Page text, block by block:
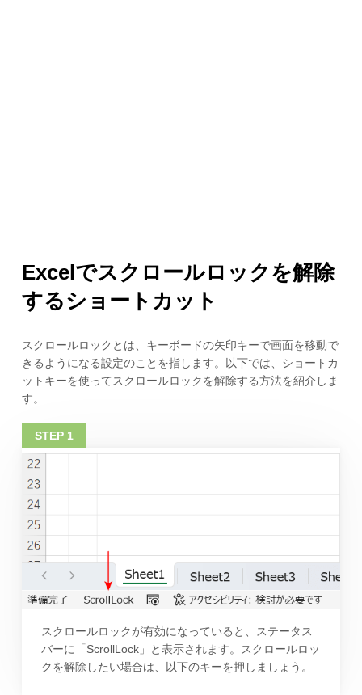
Excelでスクロールロックを解除
するショートカット
スクロールロックとは、キーボードの矢印キーで画面を移動で
きるようになる設定のことを指します。以下では、ショートカ
ットキーを使ってスクロールロックを解除する方法を紹介しま
す。
スクロールロックが有効になっていると、ステータス
バーに「ScrollLock」と表示されます。スクロールロッ
クを解除したい場合は、以下のキーを押しましょう。